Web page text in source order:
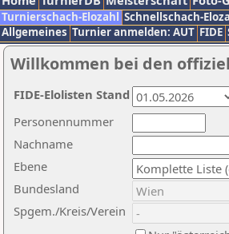
Turnierschach-Elozahl Schnellschach-
Allgemeines Turnier anmelden: AUT FIDE
Willkommen bei den
Nachname
Ebene
Personennummer
Bundesland
Spgem./Kreis/Verein
FIDE-Elolisten Stand